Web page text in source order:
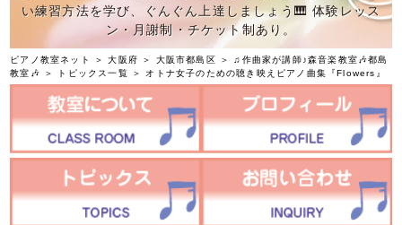
い練習方法を学び、ぐんぐん上達しましょう🎹 体験レッス
ン・月謝制・チケット制あり。
ピアノ教室ネット ＞大阪府 ＞ 大阪市都島区 ＞
♫作曲家が講師♪森音楽教室🎶都島
教室🎶 ＞ トピックス一覧 ＞ オトナ女子のための聴き映えピアノ曲集『Flowers』